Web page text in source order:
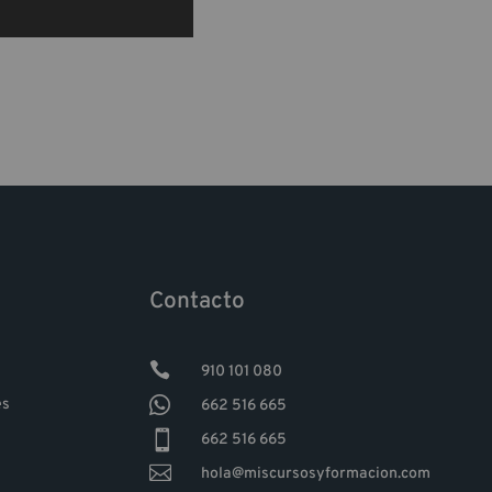
Contacto
 910 101 080
 662 516 665
 662 516 665
 hola@miscursosyformacion.com